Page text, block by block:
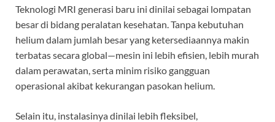
Teknologi MRI generasi baru ini dinilai sebagai lompatan
besar di bidang peralatan kesehatan. Tanpa kebutuhan
helium dalam jumlah besar yang ketersediaannya makin
terbatas secara global—mesin ini lebih efisien, lebih murah
dalam perawatan, serta minim risiko gangguan
operasional akibat kekurangan pasokan helium.
Selain itu, instalasinya dinilai lebih fleksibel,